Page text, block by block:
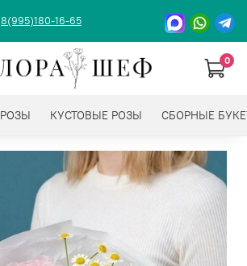
8(995)180-16-65
0
РОЗЫ КУСТОВЫЕ РОЗЫ СБОРНЫЕ